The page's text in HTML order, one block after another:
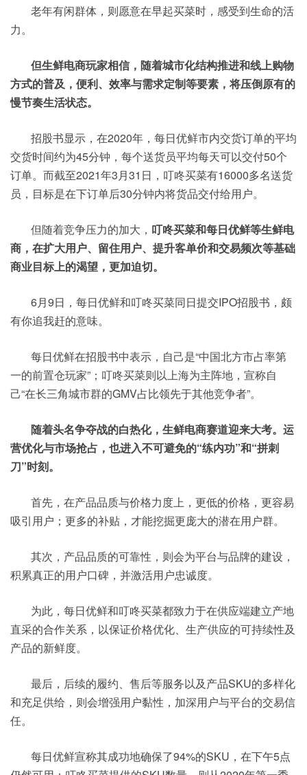
老年有闲群体，则愿意在早起买菜时，感受到生命的活
力。
但生鲜电商玩家相信，随着城市化结构推进和线上购物
方式的普及，便利、效率与需求定制等要素，将压倒原有的
慢节奏生活状态。
招股书显示，在2020年，每日优鲜市内交货订单的平均
交货时间约为45分钟，每个送货员平均每天可以交付50个
订单。而截至2021年3月31日，叮咚买菜有16000多名送货
员，目标是在下订单后30分钟内将货品交付给用户。
但随着竞争压力的加大， 叮咚买菜和每日优鲜等生鲜电
商，在扩大用户、留住用户、提升客单价和交易频次等基础
商业目标上的渴望，更加迫切。
6月9日，每日优鲜和叮咚买菜同日提交IPO招股书，颇
有你追我赶的意味。
每日优鲜在招股书中表示，自己是“中国北方市占率第
一的前置仓玩家”；叮咚买菜则以上海为主阵地，宣称自
己“在长三角城市群的GMV占比领先于其他竞争者”。
随着头名争夺战的白热化，生鲜电商赛道迎来大考。运
营优化与市场抢占，也进入不可避免的“练内功”和“拼刺
刀”时刻。
首先，在产品品质与价格力度上，更低的价格，更容易
吸引用户；更多的补贴，才能挖掘更庞大的潜在用户群。
其次，产品品质的可靠性，则会为平台与品牌的建设，
积累真正的用户口碑，并激活用户忠诚度。
为此，每日优鲜和叮咚买菜都致力于在供应端建立产地
直采的合作关系，以保证价格优化、生产供应的可持续性及
产品的新鲜度。
最后，后续的履约、售后等服务以及产品SKU的多样化
和充足供给，则会增强用户黏性，加深用户与平台的交易信
任。
每日优鲜宣称其成功地确保了94%的SKU，在下午5点